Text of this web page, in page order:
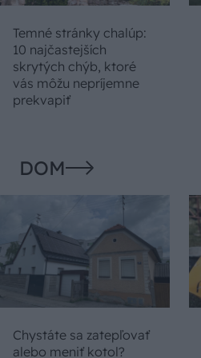
Temné stránky chalúp:
10 najčastejších
skrytých chýb, ktoré
vás môžu nepríjemne
prekvapiť
DOM
Chystáte sa zatepľovať
alebo meniť kotol?